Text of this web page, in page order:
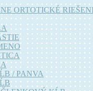
ORTOTICKÉ
/ PANVA